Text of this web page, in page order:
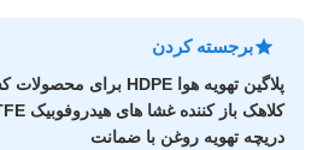
برجسته کردن
پلاگین تهویه هوا HDPE برای محصولات کشاورزی
کلاهک باز کننده غشا های هیدروفوبیک PTFE
دریچه تهویه روغن با ضمانت